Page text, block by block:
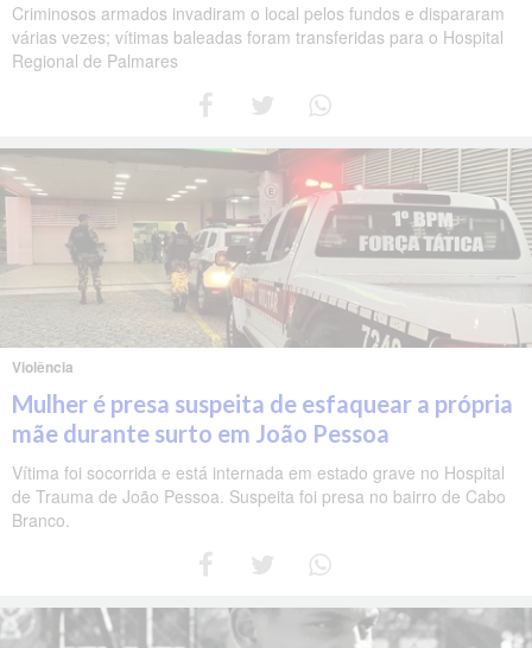
Criminosos armados invadiram o local pelos fundos e dispararam
várias vezes; vítimas baleadas foram transferidas para o Hospital
Regional de Palmares
Violência
Mulher é presa suspeita de esfaquear a própria
mãe durante surto em João Pessoa
Vítima foi socorrida e está internada em estado grave no Hospital
de Trauma de João Pessoa. Suspeita foi presa no bairro de Cabo
Branco.